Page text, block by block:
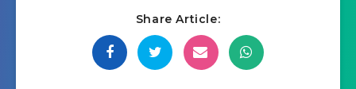
Share Article: